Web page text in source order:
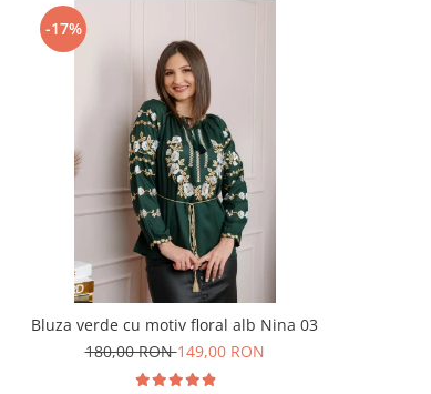
-17%
Bluza verde cu motiv floral alb Nina 03
180,00 RON149,00 RON